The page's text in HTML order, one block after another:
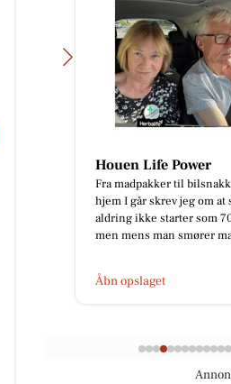
Houen Life Power
Fra madpakker til
hjem I går skrev jeg om at
aldring ikke starter som
men mens man smører
Åbn opslaget